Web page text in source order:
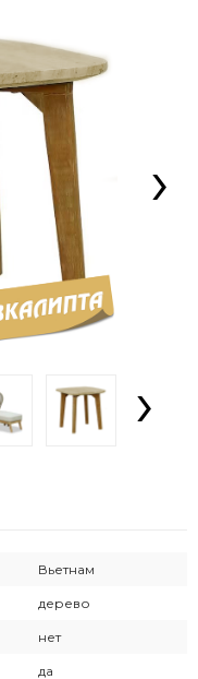
›
›
Вьетнам
дерево
нет
да